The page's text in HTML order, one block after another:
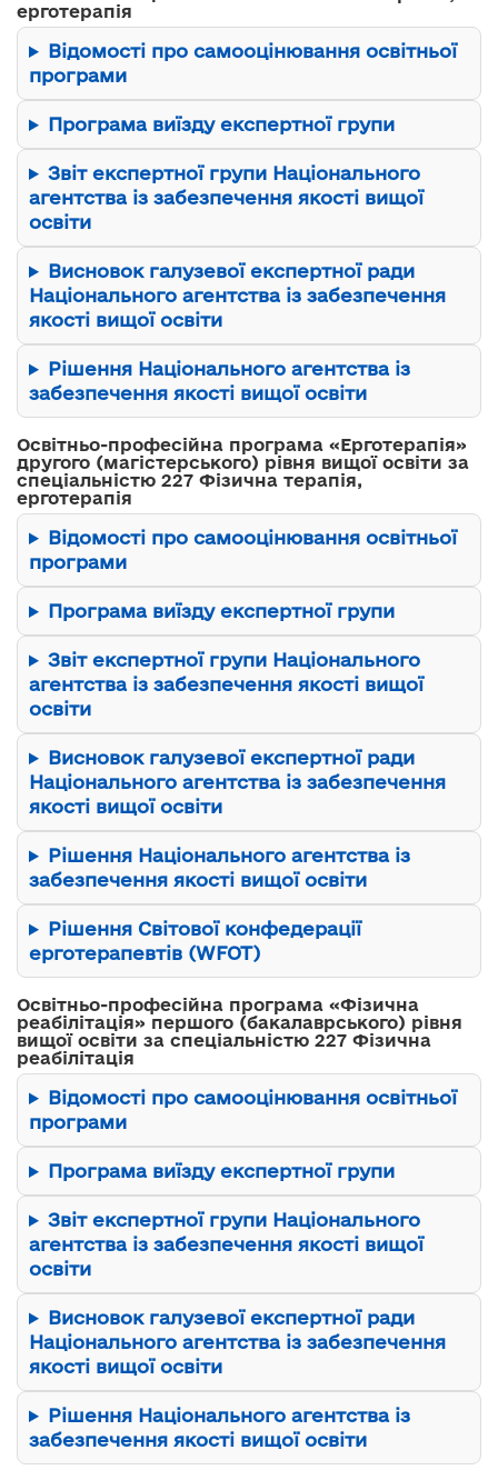
ерготерапія
Відомості про самооцінювання освітньої
програми
Програма виїзду експертної групи
Звіт експертної групи Національного
агентства із забезпечення якості вищої
освіти
Висновок галузевої експертної ради
Національного агентства із забезпечення
якості вищої освіти
Рішення Національного агентства із
забезпечення якості вищої освіти
Освітньо-професійна програма «Ерготерапія»
другого (магістерського) рівня вищої освіти за
спеціальністю 227 Фізична терапія,
ерготерапія
Відомості про самооцінювання освітньої
програми
Програма виїзду експертної групи
Звіт експертної групи Національного
агентства із забезпечення якості вищої
освіти
Висновок галузевої експертної ради
Національного агентства із забезпечення
якості вищої освіти
Рішення Національного агентства із
забезпечення якості вищої освіти
Рішення Світової конфедерації
ерготерапевтів (WFOT)
Освітньо-професійна програма «Фізична
реабілітація» першого (бакалаврського) рівня
вищої освіти за спеціальністю 227 Фізична
реабілітація
Відомості про самооцінювання освітньої
програми
Програма виїзду експертної групи
Звіт експертної групи Національного
агентства із забезпечення якості вищої
освіти
Висновок галузевої експертної ради
Національного агентства із забезпечення
якості вищої освіти
Рішення Національного агентства із
забезпечення якості вищої освіти